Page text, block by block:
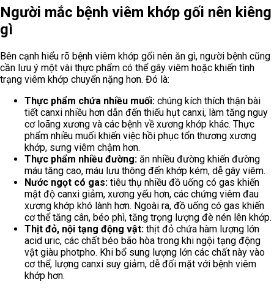
Người mắc bệnh viêm khớp gối nên kiêng
gì
Bên cạnh hiểu rõ bệnh viêm khớp gối nên ăn gì, người bệnh cũng
cần lưu ý một vài thực phẩm có thể gây viêm hoặc khiến tình
trạng viêm khớp chuyển nặng hơn. Đó là:
Thực phẩm chứa nhiều muối: chúng kích thích thận bài
tiết canxi nhiều hơn dẫn đến thiếu hụt canxi, làm tăng nguy
cơ loãng xương và các bệnh về xương khớp khác. Thực
phẩm nhiều muối khiến việc hồi phục tổn thương xương
khớp, sưng viêm chậm hơn.
Thực phẩm nhiều đường: ăn nhiều đường khiến đường
máu tăng cao, máu lưu thông đến khớp kém, dễ gây viêm.
Nước ngọt có gas: tiêu thụ nhiều đồ uống có gas khiến
mật độ canxi giảm, xương yếu hơn, các chứng viêm đau
xương khớp khó lành hơn. Ngoài ra, đồ uống có gas khiến
cơ thể tăng cân, béo phì, tăng trọng lượng đè nén lên khớp.
Thịt đỏ, nội tạng động vật: thịt đỏ chứa hàm lượng lớn
acid uric, các chất béo bão hòa trong khi ngội tạng động
vật giàu photpho. Khi bổ sung lượng lớn các chất này vào
cơ thể, lượng canxi suy giảm, dễ đối mặt với bệnh viêm
khớp hơn.